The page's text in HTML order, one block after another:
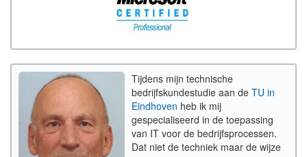
Tijdens mijn technische
bedrijfskundestudie aan de TU in
Eindhoven heb ik mij
gespecialiseerd in de toepassing
van IT voor de bedrijfsprocessen.
Dat niet de techniek maar de wijze